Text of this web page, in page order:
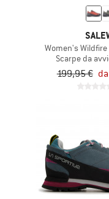
Women's Wildfire
Scarpe da
199,95 €